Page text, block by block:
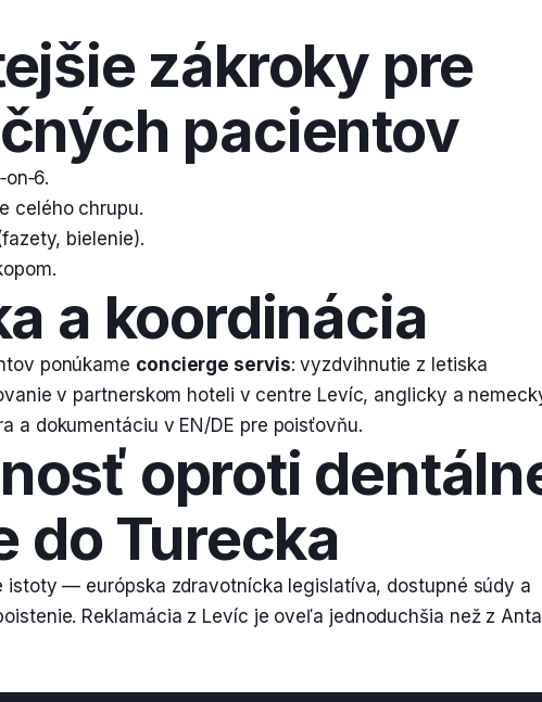
zákroky pre
pacientov
celého chrupu.
bielenie).
a koordinácia
ponúkame concierge servis: vyzdvihnutie z letiska
v partnerskom hoteli v centre Levíc, anglicky a
a dokumentáciu v EN/DE pre poisťovňu.
oproti
do Turecka
istoty — európska zdravotnícka legislatíva, dostupné súdy a
Reklamácia z Levíc je oveľa jednoduchšia než z